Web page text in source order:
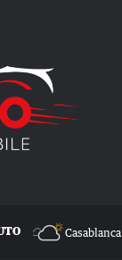
Casablanca